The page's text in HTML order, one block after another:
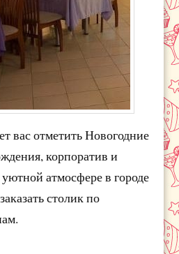
вас отметить Новогодние
корпоратив и
атмосфере в городе
столик по